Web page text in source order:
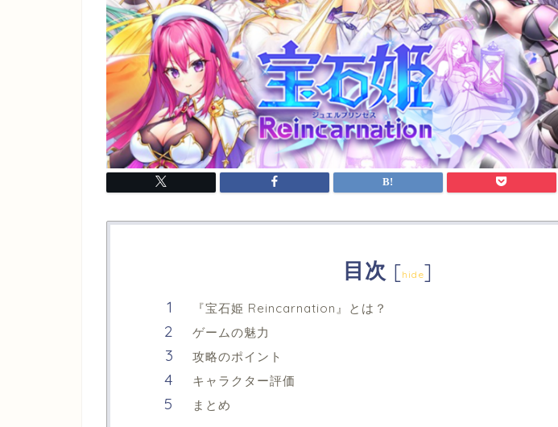
目次 [hide]
『宝石姫 Reincarnation』とは？
ゲームの魅力
攻略のポイント
キャラクター評価
まとめ